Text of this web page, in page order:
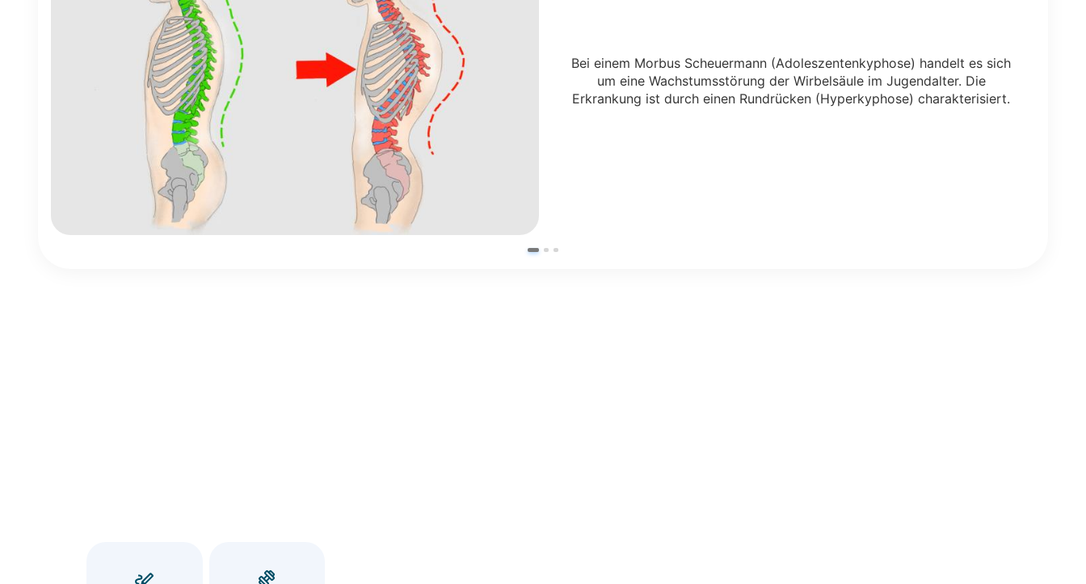
Bei einem Morbus Scheuermann (Adoleszentenkyphose) handelt es sich
um eine Wachstumsstörung der Wirbelsäule im Jugendalter. Die
Erkrankung ist durch einen Rundrücken (Hyperkyphose) charakterisiert.